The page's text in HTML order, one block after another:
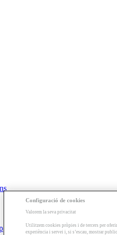
Configuració de cookies
Valorem la seva privacitat
Utilitzem cookies pròpies i de tercers per
experiència i servei i, si s’escau, mostrar